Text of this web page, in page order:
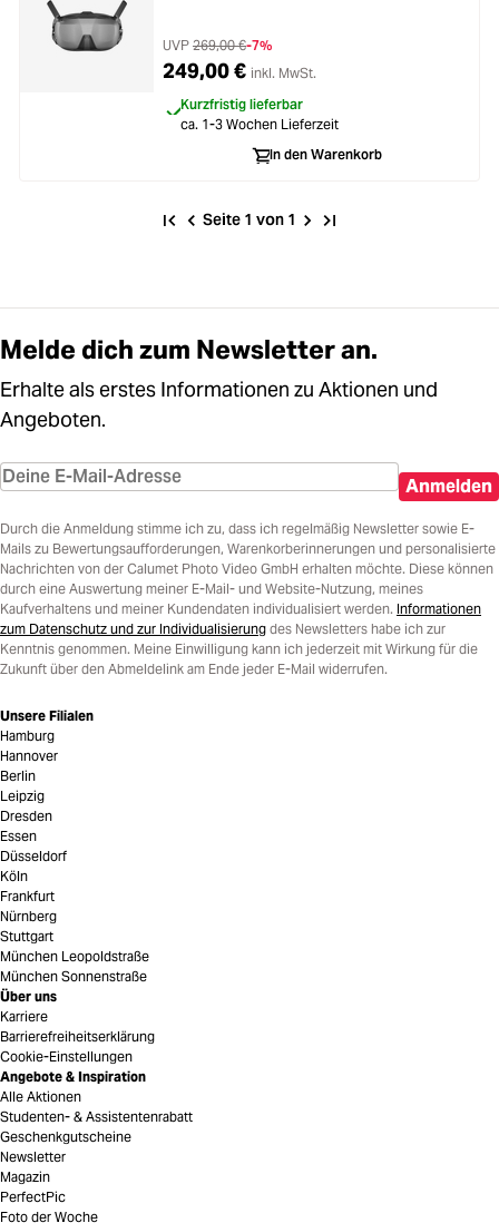
Loading...
Bildbearbeitung
Ferngläser
UVP 269,00 €-7%
249,00 € inkl. MwSt.
Kurzfristig lieferbar
ca. 1-3 Wochen Lieferzeit
In den Warenkorb
Seite 1 von 1
Melde dich zum Newsletter an.
Erhalte als erstes Informationen zu Aktionen und
Angeboten.
Anmelden
Durch die Anmeldung stimme ich zu, dass ich regelmäßig Newsletter sowie E-
Mails zu Bewertungsaufforderungen, Warenkorberinnerungen und personalisierte
Nachrichten von der Calumet Photo Video GmbH erhalten möchte. Diese können
durch eine Auswertung meiner E-Mail- und Website-Nutzung, meines
Kaufverhaltens und meiner Kundendaten individualisiert werden. Informationen
zum Datenschutz und zur Individualisierung des Newsletters habe ich zur
Kenntnis genommen. Meine Einwilligung kann ich jederzeit mit Wirkung für die
Zukunft über den Abmeldelink am Ende jeder E-Mail widerrufen.
Unsere Filialen
Hamburg
Hannover
Berlin
Leipzig
Dresden
Essen
Düsseldorf
Köln
Frankfurt
Nürnberg
Stuttgart
München Leopoldstraße
München Sonnenstraße
Über uns
Karriere
Barrierefreiheitserklärung
Cookie-Einstellungen
Angebote & Inspiration
Alle Aktionen
Studenten- & Assistentenrabatt
Geschenkgutscheine
Newsletter
Magazin
PerfectPic
Foto der Woche